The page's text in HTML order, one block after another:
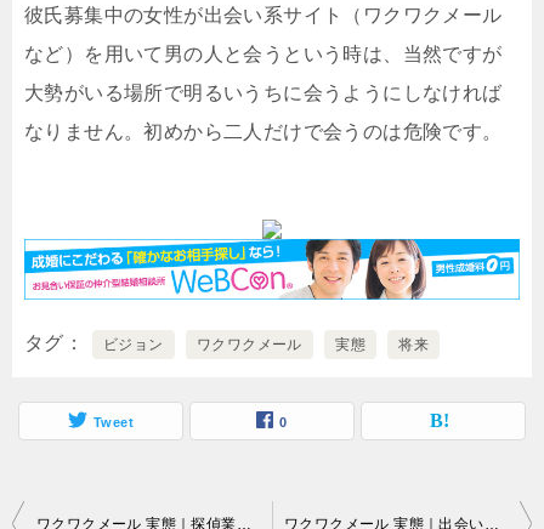
彼氏募集中の女性が出会い系サイト（ワクワクメール
など）を用いて男の人と会うという時は、当然ですが
大勢がいる場所で明るいうちに会うようにしなければ
なりません。初めから二人だけで会うのは危険です。
タグ ビジョン ワクワクメール 実態 将来
Tweet 0
投 ワクワクメール 実態｜探偵業者の中には…。 ワクワクメール 実態｜出会い系サービスでは…。